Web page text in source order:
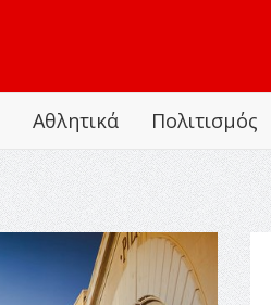
Αθλητικά Πολιτισμός